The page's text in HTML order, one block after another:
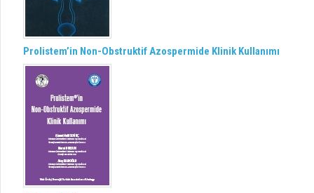
Prolistem’in Non-Obstruktif Azospermide Klinik Kullanımı